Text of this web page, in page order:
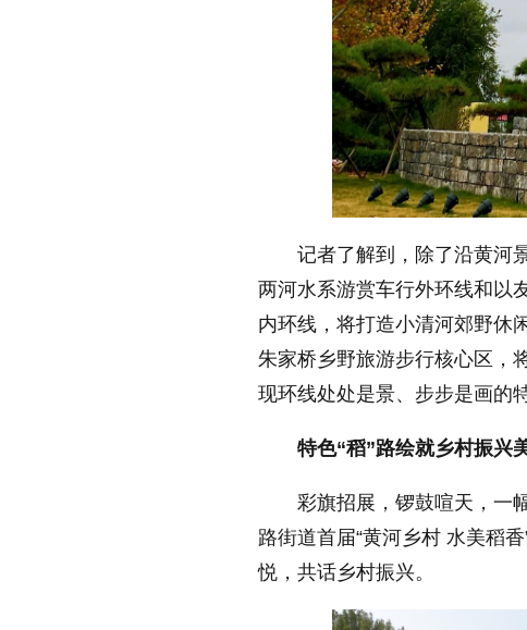
记者了解到，除了沿黄河
两河水系游赏车行外环线和以
内环线，将打造小清河郊野休
朱家桥乡野旅游步行核心区，
现环线处处是景、步步是画的
特色“稻”路绘就乡村振兴
彩旗招展，锣鼓喧天，一
路街道首届“黄河乡村 水美稻
悦，共话乡村振兴。